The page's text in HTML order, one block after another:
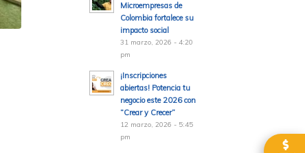
Microempresas de
Colombia fortalece su
impacto social
31 marzo, 2026 - 4:20
pm
¡Inscripciones
abiertas! Potencia tu
negocio este 2026 con
“Crear y Crecer”
12 marzo, 2026 - 5:45
pm